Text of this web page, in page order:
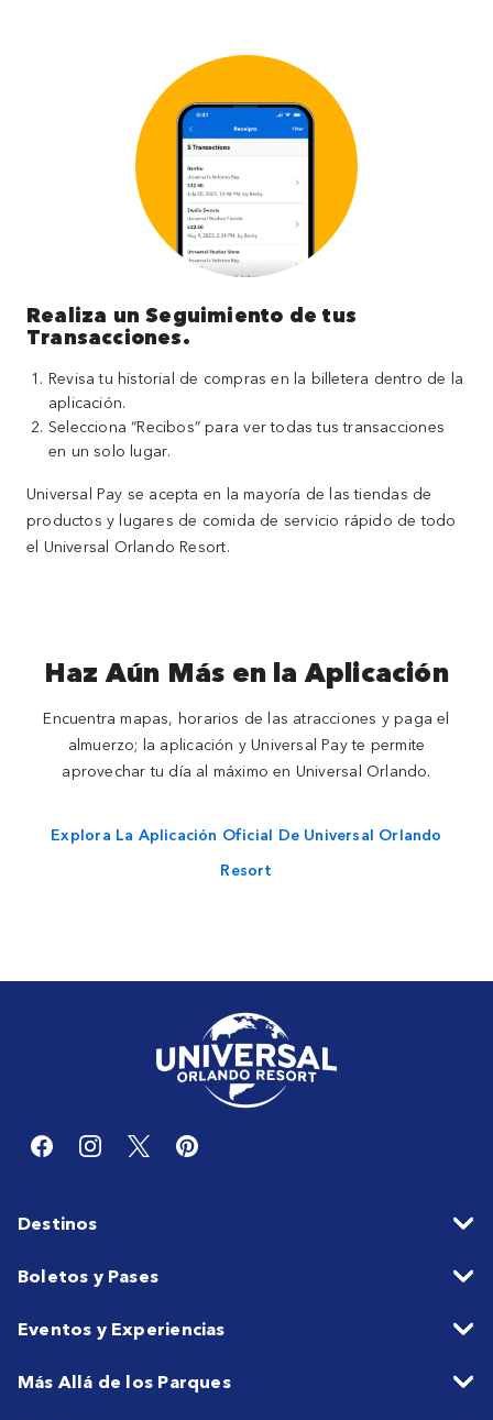
Realiza un Seguimiento de tus
Transacciones.
Revisa tu historial de compras en la billetera dentro de la
aplicación.
Selecciona “Recibos” para ver todas tus transacciones
en un solo lugar.
Universal Pay se acepta en la mayoría de las tiendas de
productos y lugares de comida de servicio rápido de todo
el Universal Orlando Resort.
Haz Aún Más en la Aplicación
Encuentra mapas, horarios de las atracciones y paga el
almuerzo; la aplicación y Universal Pay te permite
aprovechar tu día al máximo en Universal Orlando.
Explora La Aplicación Oficial De Universal Orlando
Resort
Destinos
Boletos y Pases
Eventos y Experiencias
Más Allá de los Parques